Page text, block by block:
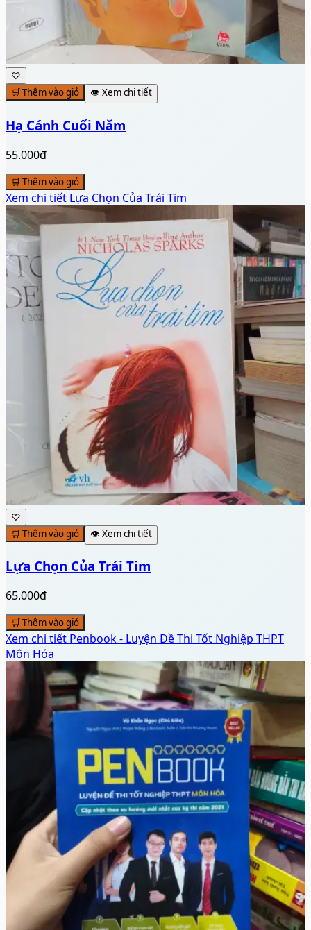
Hạ Cánh Cuối Năm
55.000đ
🛒 Thêm vào giỏ
Xem chi tiếtLựa Chọn Của Trái Tim
🛒 Thêm vào giỏ
👁️ Xem chi tiết
Lựa Chọn Của Trái Tim
65.000đ
🛒 Thêm vào giỏ
Xem chi tiếtPenbook - Luyện Đề Thi Tốt Nghiệp THPT
♡
🛒 Thêm vào giỏ
👁️ Xem chi tiết
Penbook - Luyện Đề Thi Tốt Nghiệp THPT Môn